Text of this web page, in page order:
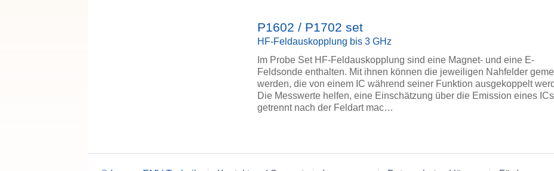
P1602 / P1702 set
HF-Feldauskopplung bis 3 GHz
Im Probe Set HF-Feldauskopplung sind eine Magnet- und eine E-
Feldsonde enthalten. Mit ihnen können die jeweiligen Nahfelder
werden, die von einem IC während seiner Funktion ausgekoppelt
Die Messwerte helfen, eine Einschätzung über die Emission eines ICs
getrennt nach der Feldart mac…